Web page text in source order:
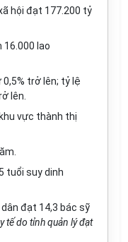
hội đạt 177.200 tỷ
16.000 lao
trở lên; tỷ lệ
lên.
vực thành thị
tuổi suy dinh
đạt 14,3 bác sỹ
tếdo tỉnh quản lý đạt